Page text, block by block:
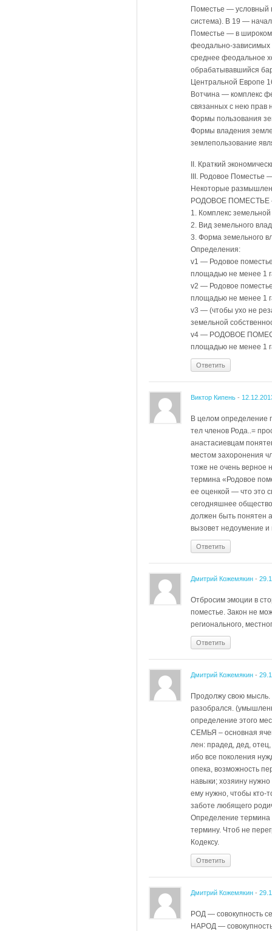
Поместье — условный
система). В 19 —
Поместье — в широком
феодально-зависимых
среднее феодальное
обрабатывавшийся
Центральной Европе
Вотчина — комплекс
связанных с нею прав
Формы пользования
Формы владения
землепользование
II. Краткий
III. Родовое Поместье
Некоторые
РОДОВОЕ ПОМЕСТЬЕ
1. Комплекс
2. Вид земельного
3. Форма земельного
Определения:
v1 — Родовое
площадью не менее 1
v2 — Родовое
площадью не менее 1
v3 — (чтобы ухо не
земельной
v4 — РОДОВОЕ
площадью не менее 1
Ответить
Виктор Кипень -
В целом определение
тел членов Рода..=
анастасиевцам
местом захоронения
тоже не очень верное
термина «Родовое
ее оценкой — что это
сегодняшнее
должен быть понятен
вызовет недоумение
Ответить
Дмитрий Кожемякин -
Отбросим эмоции в
поместье. Закон не
регионального,
Ответить
Дмитрий Кожемякин -
Продолжу свою мысль.
разобрался.
определение этого
СЕМЬЯ – основная
лен: прадед, дед,
ибо все поколения
опека, возможность
навыки; хозяину
ему нужно, чтобы кто-
заботе любящего
Определение термина
термину. Чтоб не
Кодексу.
Ответить
Дмитрий Кожемякин -
РОД — совокупность
НАРОД —